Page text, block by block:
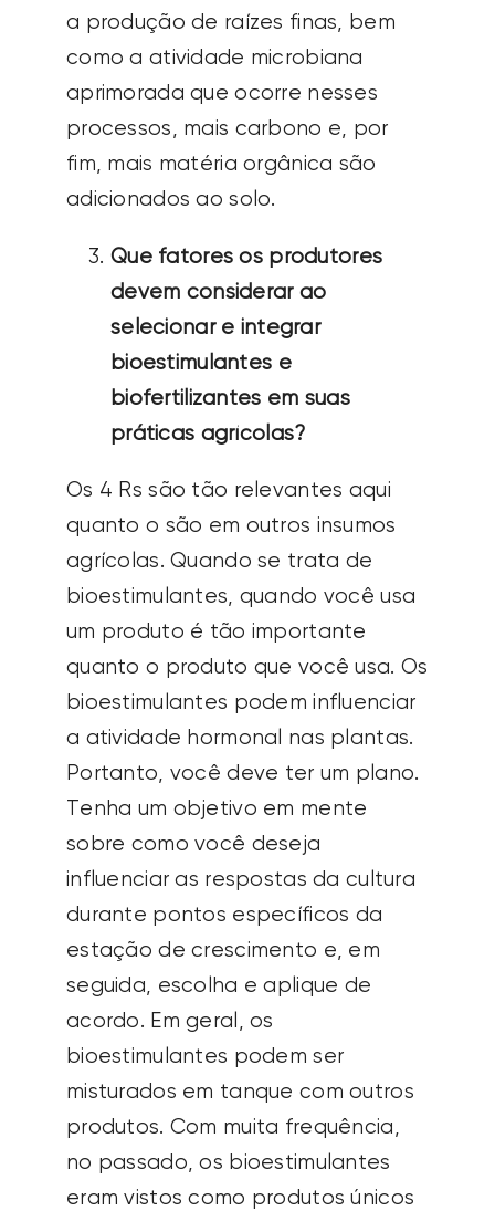
a produção de raízes finas, bem
como a atividade microbiana
aprimorada que ocorre nesses
processos, mais carbono e, por
fim, mais matéria orgânica são
adicionados ao solo.
Que fatores os produtores
devem considerar ao
selecionar e integrar
bioestimulantes e
biofertilizantes em suas
práticas agrícolas?
Os 4 Rs são tão relevantes aqui
quanto o são em outros insumos
agrícolas. Quando se trata de
bioestimulantes, quando você usa
um produto é tão importante
quanto o produto que você usa. Os
bioestimulantes podem influenciar
a atividade hormonal nas plantas.
Portanto, você deve ter um plano.
Tenha um objetivo em mente
sobre como você deseja
influenciar as respostas da cultura
durante pontos específicos da
estação de crescimento e, em
seguida, escolha e aplique de
acordo. Em geral, os
bioestimulantes podem ser
misturados em tanque com outros
produtos. Com muita frequência,
no passado, os bioestimulantes
eram vistos como produtos únicos